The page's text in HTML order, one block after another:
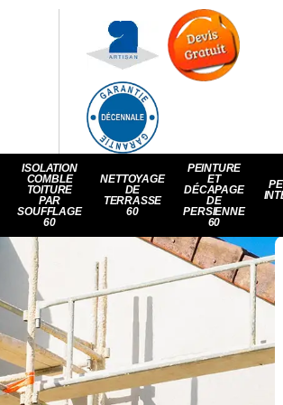
ISOLATION
COMBLE
TOITURE
PAR
SOUFFLAGE
60
NETTOYAGE
DE
TERRASSE
60
PEINTURE
ET
DÉCAPAGE
DE
PERSIENNE
60